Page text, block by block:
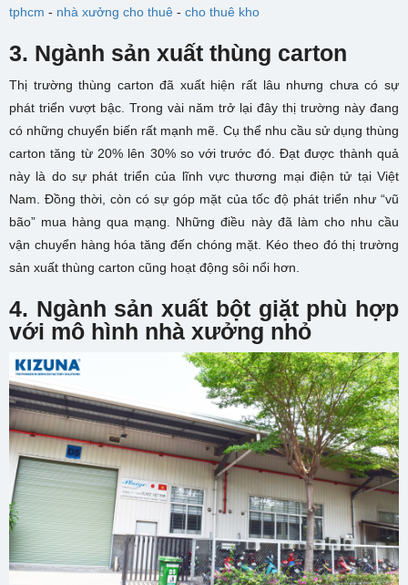
tphcm - nhà xưởng cho thuê - cho thuê kho
3. Ngành sản xuất thùng carton
Thị trường thùng carton đã xuất hiện rất lâu nhưng chưa có sự
phát triển vượt bậc. Trong vài năm trở lại đây thị trường này đang
có những chuyển biến rất mạnh mẽ. Cụ thể nhu cầu sử dụng thùng
carton tăng từ 20% lên 30% so với trước đó. Đạt được thành quả
này là do sự phát triển của lĩnh vực thương mại điện tử tại Việt
Nam. Đồng thời, còn có sự góp mặt của tốc độ phát triển như “vũ
bão” mua hàng qua mạng. Những điều này đã làm cho nhu cầu
vận chuyển hàng hóa tăng đến chóng mặt. Kéo theo đó thị trường
sản xuất thùng carton cũng hoạt động sôi nổi hơn.
4. Ngành sản xuất bột giặt phù hợp
với mô hình nhà xưởng nhỏ